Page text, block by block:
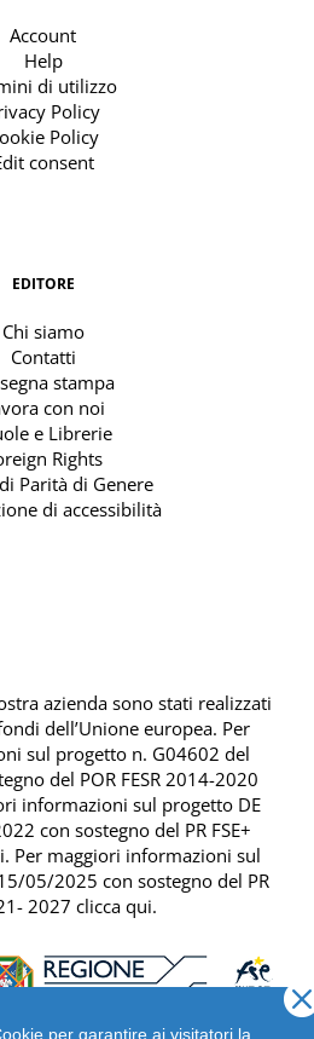
per garantire ai visitatori la
Account
Help
di utilizzo
Policy
Policy
consent
EDITORE
Chi siamo
Contatti
stampa
con noi
e Librerie
Rights
Parità di Genere
di accessibilità
azienda sono stati realizzati
dell’Unione europea. Per
sul progetto n. G04602 del
del POR FESR 2014-2020
informazioni sul progetto DE
con sostegno del PR FSE+
. Per maggiori informazioni sul
05/2025 con sostegno del PR
2027 clicca qui.